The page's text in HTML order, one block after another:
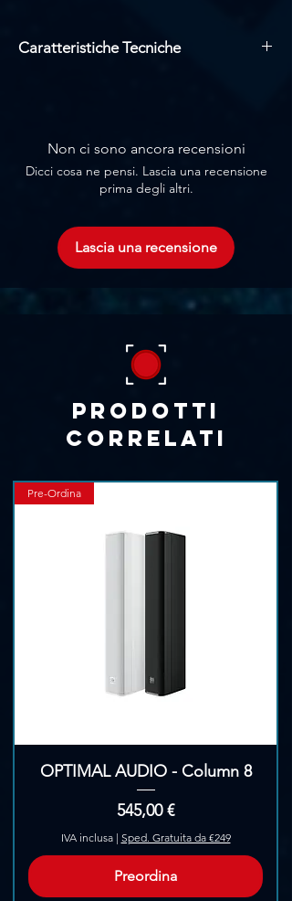
Caratteristiche Tecniche
Display: LCD con indicazione di
frequenza;
Squelch: Si;
Risposta in frequenza: 50 - 18000Hz;
Potenza RF: <30 mW;
Larghezza di banda: 50 MHz;
Uscita sbilanciata da 6,35 mm;
Uscita bilanciata mista XLR;
Uscita bilanciata indipendente XLR;
Antenna;
Dimensioni (L x A x P): 480 x 63 x 180
Non ci sono ancora recensioni
Dicci cosa ne pensi. Lascia una recensione
prima degli altri.
Lascia una recensione
Prodotti
correlati
Pre-Ordina
OPTIMAL AUDIO - Column 8
Prezzo
545,00 €
IVA inclusa| Sped. Gratuita da €249
Preordina